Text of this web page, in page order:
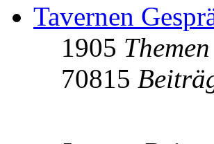
Tavernen
1905 Themen
70815